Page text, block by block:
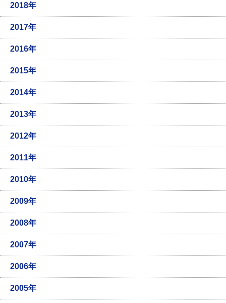
2018年
2017年
2016年
2015年
2014年
2013年
2012年
2011年
2010年
2009年
2008年
2007年
2006年
2005年